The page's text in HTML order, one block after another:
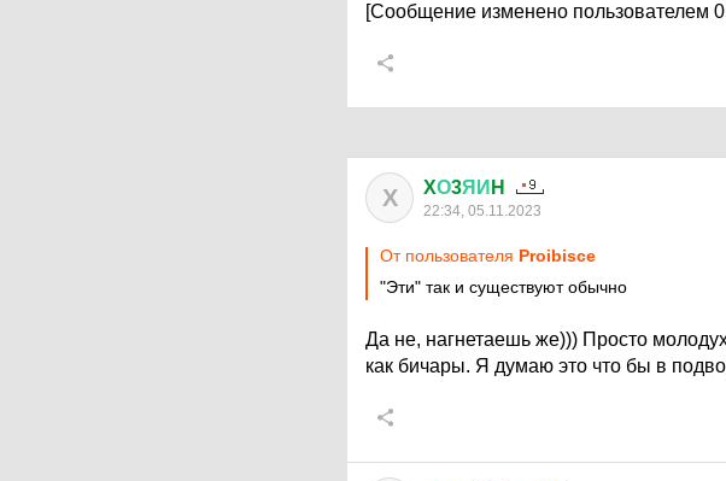
[Сообщение изменено пользователем
X XО3ЯИ H
22:34, 05.11.2023
От пользователя Proibisce
"Эти" так и существуют обычно
Да не, нагнетаешь же))) Просто
как бичары. Я думаю это что бы в